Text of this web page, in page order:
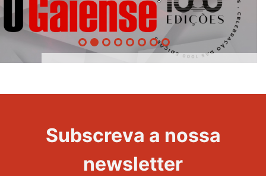
Evento
Subscreva a nossa
newsletter